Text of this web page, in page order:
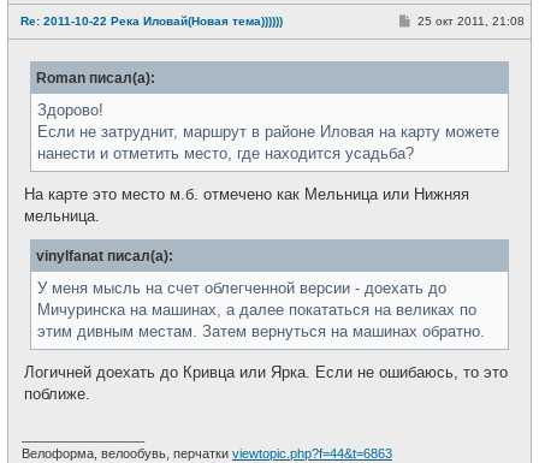
е
в
с
Re: 2011-10-22 Река Иловай(Новая тема))))))
С
б
е
е
25 окт 2011, 21:08
Roman писал(а):
Здорово!
Если не затруднит, маршрут в районе Иловая на карту можете
нанести и отметить место, где находится усадьба?
На карте это место м.б. отмечено как Мельница или Нижняя
мельница.
vinylfanat писал(а):
У меня мысль на счет облегченной версии - доехать до
Мичуринска на машинах, а далее покататься на великах по
этим дивным местам. Затем вернуться на машинах обратно.
Логичней доехать до Кривца или Ярка. Если не ошибаюсь, то это
поближе.
Велоформа, велообувь, перчатки viewtopic.php?f=44&t=6863